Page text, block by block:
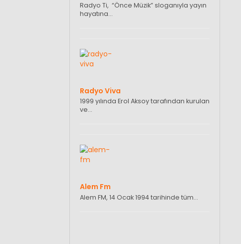
Radyo Ti, “Önce Müzik” sloganıyla yayın
hayatına…
Radyo Viva
1999 yılında Erol Aksoy tarafından kurulan
ve…
Alem Fm
Alem FM, 14 Ocak 1994 tarihinde tüm…